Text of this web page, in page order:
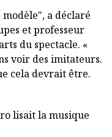
modèle", a déclaré
et professeur
du spectacle. «
voir des imitateurs.
cela devrait être.
lisait la musique